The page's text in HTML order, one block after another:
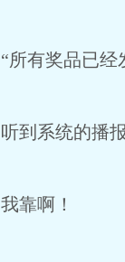
“所有奖品已经
听到系统的播
我靠啊！